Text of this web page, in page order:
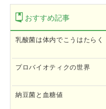
おすすめ記事
乳酸菌は体内でこうはたらく
プロバイオティクの世界
納豆菌と血糖値